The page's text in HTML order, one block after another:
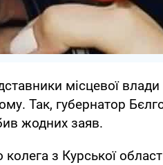
місцевої влади
Так, губернатор
жодних заяв.
колега з Курської